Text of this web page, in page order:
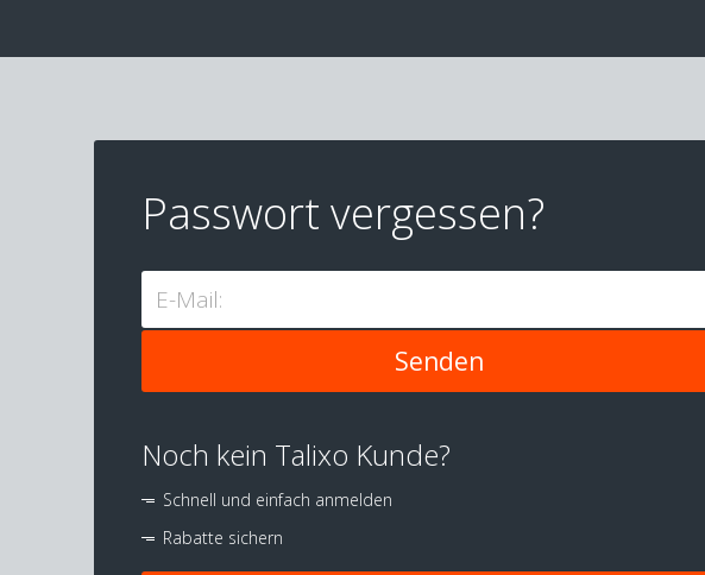
Passwort vergessen?
E-Mail:
Noch kein Talixo Kunde?
Schnell und einfach anmelden
Rabatte sichern